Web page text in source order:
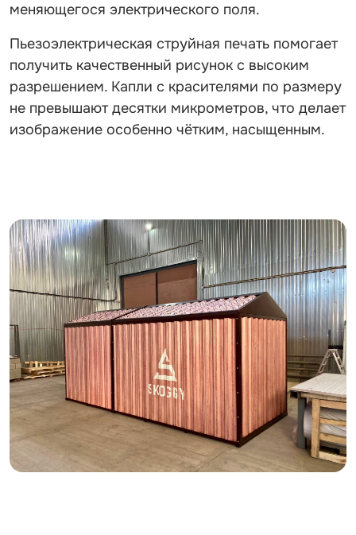
меняющегося электрического поля.
Пьезоэлектрическая струйная печать помогает
получить качественный рисунок с высоким
разрешением. Капли с красителями по размеру
не превышают десятки микрометров, что делает
изображение особенно чётким, насыщенным.